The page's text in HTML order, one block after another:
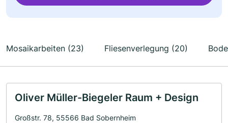
Mosaikarbeiten (23) Fliesenverlegung (20)
Oliver Müller-Biegeler Raum + Design
Großstr. 78, 55566 Bad Sobernheim